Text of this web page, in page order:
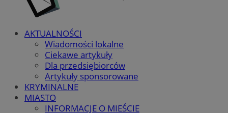
AKTUALNOŚCI
Wiadomości lokalne
Ciekawe artykuły
Dla przedsiębiorców
Artykuły sponsorowane
KRYMINALNE
MIASTO
INFORMACJE O MIEŚCIE